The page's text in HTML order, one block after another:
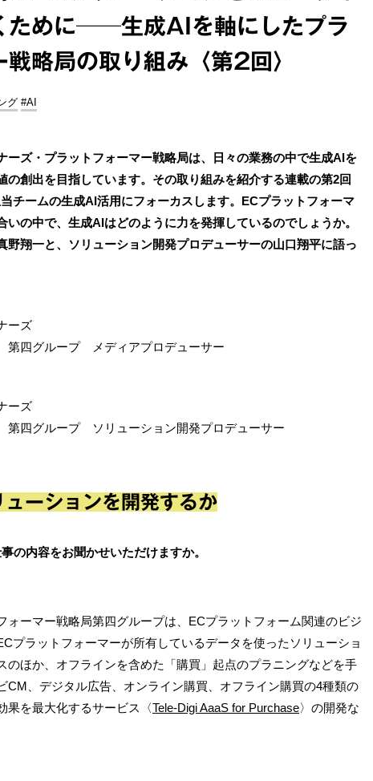
ために──生成AIを軸にしたプラ
戦略局の取り組み〈第2回〉
グ #AI
ーズ・プラットフォーマー戦略局は、日々の業務の中で生成AIを
の創出を目指しています。その取り組みを紹介する連載の第2回
チームの生成AI活用にフォーカスします。ECプラットフォーマ
いの中で、生成AIはどのように力を発揮しているのでしょうか。
野翔一と、ソリューション開発プロデューサーの山口翔平に語っ
ナーズ
第四グループ メディアプロデューサー
ナーズ
四グループ ソリューション開発プロデューサー
ーションを開発するか
の内容をお聞かせいただけますか。
ォーマー戦略局第四グループは、ECプラットフォーム関連のビジ
プラットフォーマーが所有しているデータを使ったソリューショ
のほか、オフラインを含めた「購買」起点のプラニングなどを手
CM、デジタル広告、オンライン購買、オフライン購買の4種類の
果を最大化するサービス〈Tele-Digi AaaS for Purchase〉の開発な